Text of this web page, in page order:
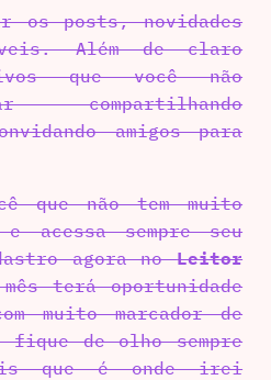
os posts, novidades
Além de claro
que você não
amigos para
que não tem muito
acessa sempre seu
agora noLeitor
terá oportunidade
muito marcador de
fique de olho sempre
que é onde irei